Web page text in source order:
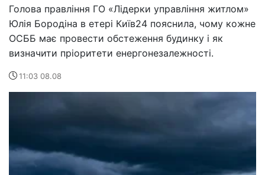
Голова правління ГО «Лідерки управління житлом»
Юлія Бородіна в етері Київ24 пояснила, чому кожне
ОСББ має провести обстеження будинку і як
визначити пріоритети енергонезалежності.
11:03 08.08